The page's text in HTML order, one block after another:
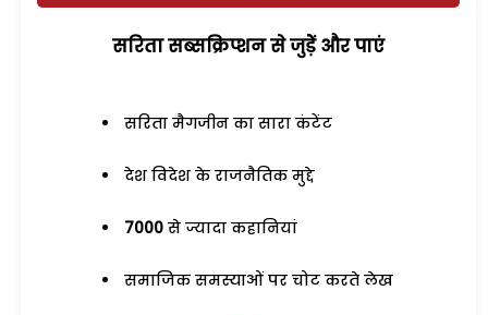
सरिता सब्सक्रिप्शन से जुड़ेें और पाएं
सरिता मैगजीन का सारा कंटेंट
देश विदेश के राजनैतिक मुद्दे
7000 से ज्यादा कहानियां
समाजिक समस्याओं पर चोट करते लेख